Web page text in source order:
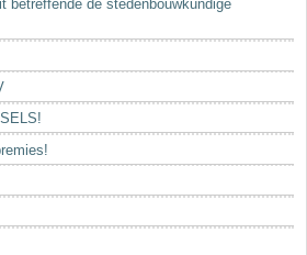
betreffende de stedenbouwkundige